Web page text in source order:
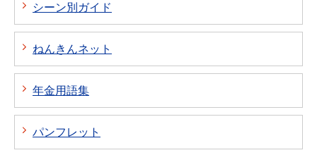
シーン別ガイド
ねんきんネット
年金用語集
パンフレット